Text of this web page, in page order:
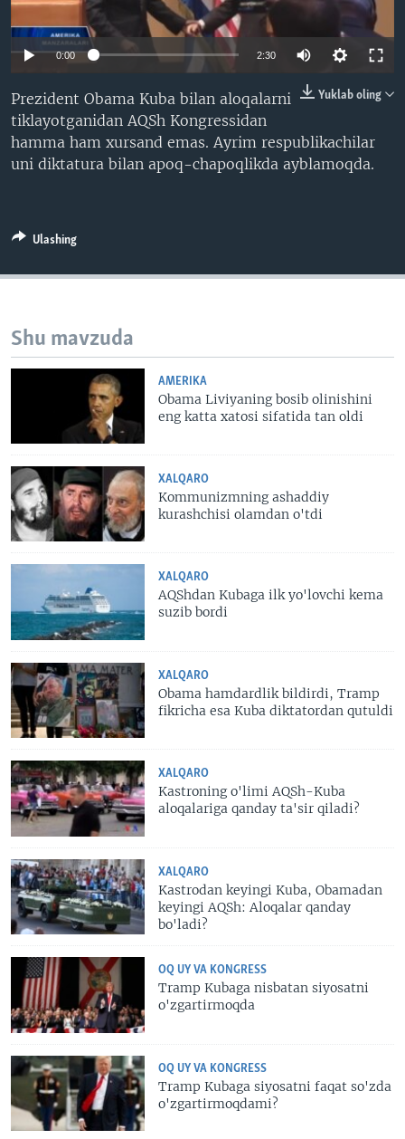
XABARLAR SURATLARDA
ODNOKLASSNIKI
TELEGRAM
SOUNDCLOUD
VOA
0:00 2:30
Yuklab oling
Prezident Obama Kuba bilan aloqalarni
tiklayotganidan AQSh Kongressidan
hamma ham xursand emas. Ayrim respublikachilar
uni diktatura bilan apoq-chapoqlikda ayblamoqda.
Ulashing
Shu mavzuda
AMERIKA
Obama Liviyaning bosib olinishini
eng katta xatosi sifatida tan oldi
XALQARO
Kommunizmning ashaddiy
kurashchisi olamdan o'tdi
XALQARO
AQShdan Kubaga ilk yo'lovchi kema
suzib bordi
XALQARO
Obama hamdardlik bildirdi, Tramp
fikricha esa Kuba diktatordan qutuldi
XALQARO
Kastroning o'limi AQSh-Kuba
aloqalariga qanday ta'sir qiladi?
XALQARO
Kastrodan keyingi Kuba, Obamadan
keyingi AQSh: Aloqalar qanday
bo'ladi?
OQ UY VA KONGRESS
Tramp Kubaga nisbatan siyosatni
o'zgartirmoqda
OQ UY VA KONGRESS
Tramp Kubaga siyosatni faqat so'zda
o'zgartirmoqdami?